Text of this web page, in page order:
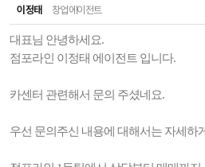
이정태 창업에이전트
대표님 안녕하세요.
점포라인 이정태 에이전트 입니다.
카센터 관련해서 문의 주셨네요.
우선 문의주신 내용에 대해서는 자세하